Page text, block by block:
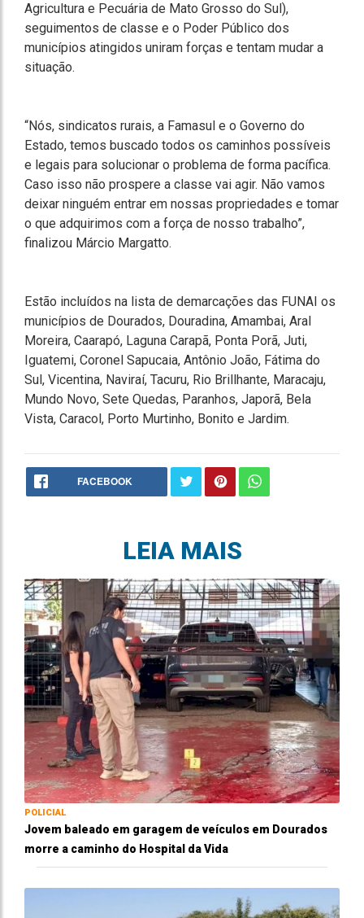
Agricultura e Pecuária de Mato Grosso do Sul),
seguimentos de classe e o Poder Público dos
municípios atingidos uniram forças e tentam mudar a
situação.
“Nós, sindicatos rurais, a Famasul e o Governo do
Estado, temos buscado todos os caminhos possíveis
e legais para solucionar o problema de forma pacífica.
Caso isso não prospere a classe vai agir. Não vamos
deixar ninguém entrar em nossas propriedades e tomar
o que adquirimos com a força de nosso trabalho”,
finalizou Márcio Margatto.
Estão incluídos na lista de demarcações das FUNAI os
municípios de Dourados, Douradina, Amambai, Aral
Moreira, Caarapó, Laguna Carapã, Ponta Porã, Juti,
Iguatemi, Coronel Sapucaia, Antônio João, Fátima do
Sul, Vicentina, Naviraí, Tacuru, Rio Brillhante, Maracaju,
Mundo Novo, Sete Quedas, Paranhos, Japorã, Bela
Vista, Caracol, Porto Murtinho, Bonito e Jardim.
FACEBOOK
LEIA MAIS
POLICIAL
Jovem baleado em garagem de veículos em Dourados
morre a caminho do Hospital da Vida